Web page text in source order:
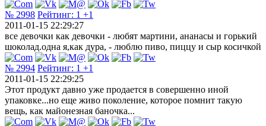
№ 2998 Рейтинг: 1 +1
2011-01-15 22:29:27
все девочки как девочки - любят мартини, ананасы и горький
шоколад.одна я,как дура, - люблю пиво, пиццу и сыр косичкой
№ 2994 Рейтинг: 1 +1
2011-01-15 22:29:25
Этот продукт давно уже продается в совершенно иной
упаковке...но еще живо поколение, которое помнит такую
вещь, как майонезная баночка...